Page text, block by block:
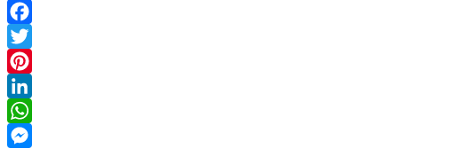
Facebook
Twitter
Pinterest
LinkedIn
WhatsApp